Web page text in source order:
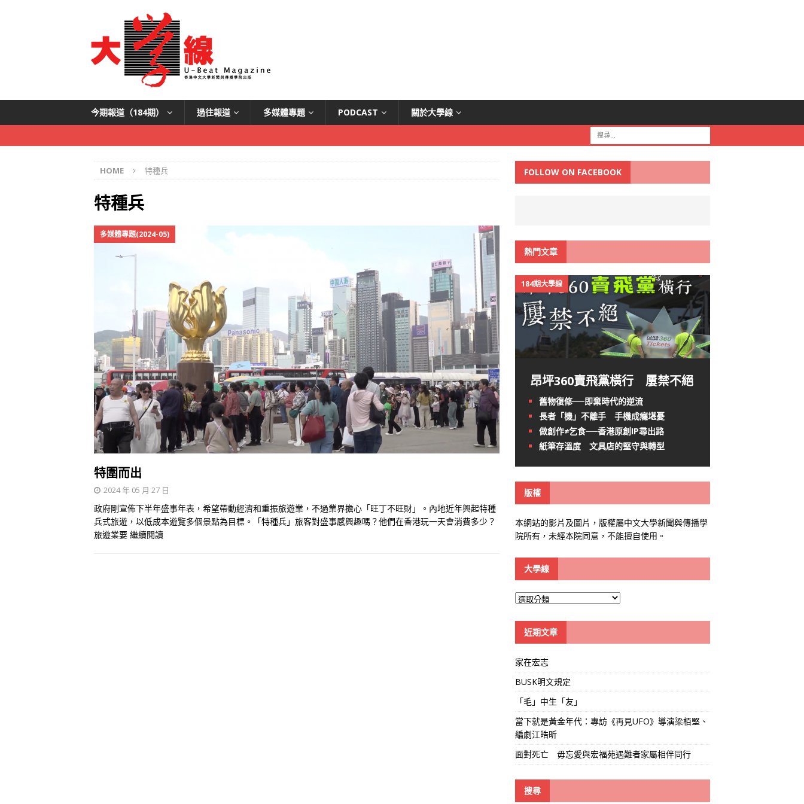
今期報道（184期） 過往報道 多媒體專題 PODCAST 關於大學線
HOME 特種兵
特種兵
多媒體專題(2024-05)
特圍而出
2024 年 05 月 27 日
政府剛宣佈下半年盛事年表，希望帶動經濟和重振旅遊業，不過業界擔心「旺丁不旺財」。內地近年興起特種
兵式旅遊，以低成本遊覽多個景點為目標。「特種兵」旅客對盛事感興趣嗎？他們在香港玩一天會消費多少？
旅遊業要 繼續閱讀
FOLLOW ON FACEBOOK
熱門文章
184期大學線
昂坪360賣飛黨橫行 屢禁不絕
舊物復修──即棄時代的逆流
長者「機」不離手 手機成癮堪憂
做創作≠乞食──香港原創IP尋出路
紙筆存溫度 文具店的堅守與轉型
版權
本網站的影片及圖片，版權屬中文大學新聞與傳播學
院所有，未經本院同意，不能擅自使用。
大學線
大
線
近期文章
家在宏志
BUSK明文規定
「毛」中生「友」
當下就是黃金年代：專訪《再見UFO》導演梁栢堅、
編劇江皓昕
面對死亡 毋忘愛與宏福苑遇難者家屬相伴同行
搜尋